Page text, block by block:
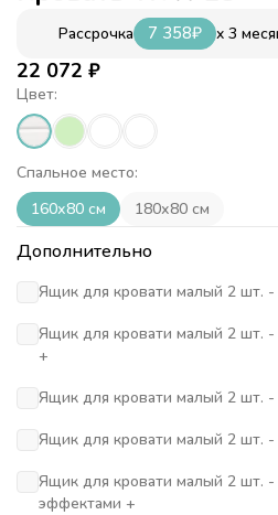
Рассрочка 7 358₽ x 3
Цвет:
Спальное место:
160х80 см
180х80 см
22 072 ₽
Дополнительно
Ящик для кровати малый 2 шт.
Ящик для кровати малый 2 шт.
+
Ящик для кровати малый 2 шт.
Ящик для кровати малый 2 шт.
Ящик для кровати малый 2 шт. -
эффектами +